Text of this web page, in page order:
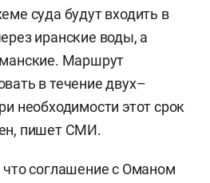
суда будут входить в
иранские воды, а
Маршрут
в течение двух–
необходимости этот срок
пишет СМИ.
соглашение с Оманом